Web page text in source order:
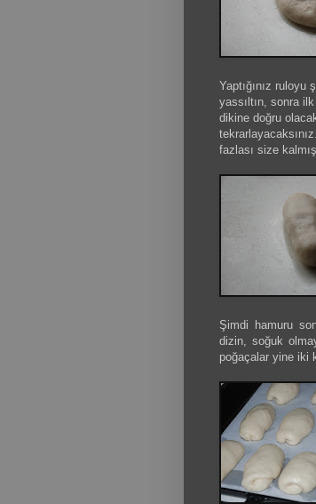
Yaptığınız
yassıltın, sonra
dikine doğru
fazlası size
Şimdi hamuru
dizin, soğuk
poğaçalar yine iki